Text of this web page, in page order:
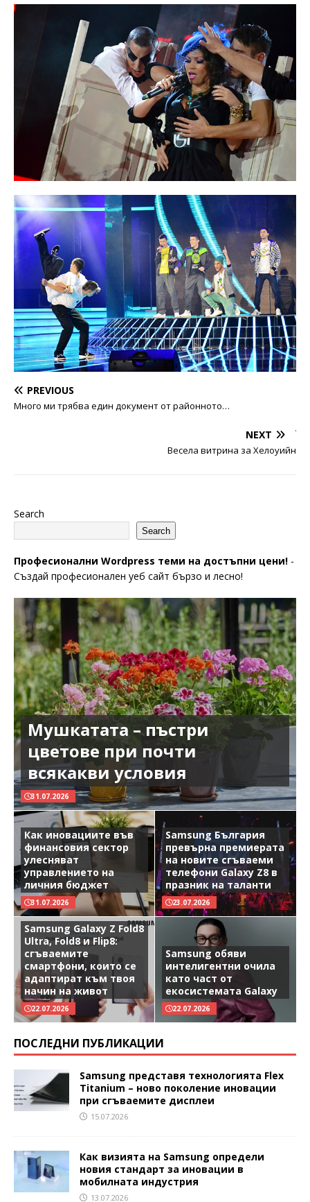
PREVIOUS
Много ми трябва един документ от районното…
NEXT
Весела витрина за Хелоуийн
Search
Search
Професионални Wordpress теми на достъпни цени! -
Създай професионален уеб сайт бързо и лесно!
Мушкатата – пъстри
цветове при почти
всякакви условия
31.07.2026
Как иновациите във
финансовия сектор
улесняват
управлението на
личния бюджет
31.07.2026
Samsung България
превърна премиерата
на новите сгъваеми
телефони Galaxy Z8 в
празник на таланти
23.07.2026
Samsung Galaxy Z Fold8
Ultra, Fold8 и Flip8:
сгъваемите
смартфони, които се
адаптират към твоя
начин на живот
22.07.2026
Samsung обяви
интелигентни очила
като част от
екосистемата Galaxy
22.07.2026
ПОСЛЕДНИ ПУБЛИКАЦИИ
Samsung представя технологията Flex
Titanium – ново поколение иновации
при сгъваемите дисплеи
15.07.2026
Как визията на Samsung определи
новия стандарт за иновации в
мобилната индустрия
13.07.2026